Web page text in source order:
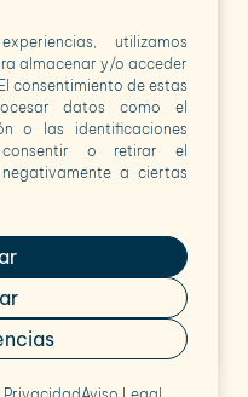
utilizamos
almacenar y/o acceder
consentimiento de estas
datos como el
o las identificaciones
o retirar el
a ciertas
Diseño y desarrollo
web por